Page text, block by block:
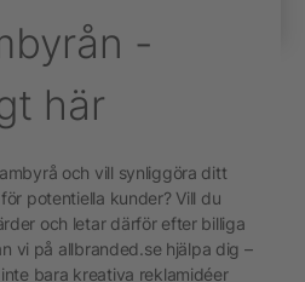
-
här
och vill synliggöra ditt
potentiella kunder? Vill du
och letar därför efter billiga
vi på allbranded.se hjälpa dig –
bara kreativa reklamidéer